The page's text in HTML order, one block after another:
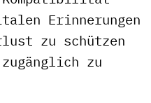
Erinnerungen
zu schützen
zu